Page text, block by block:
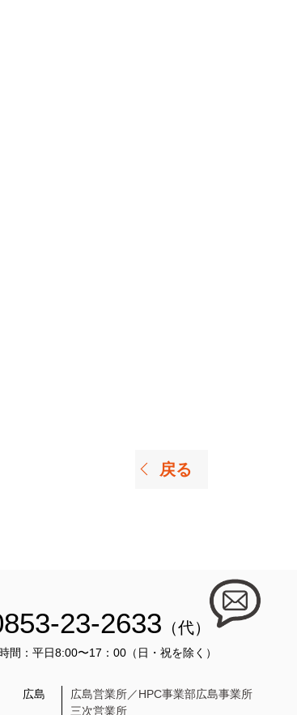
戻る
23-2633 （代）
間：平日8:00〜17：00（日・祝を除く）
広島
広島営業所／HPC事業部広島事業所
三次営業所